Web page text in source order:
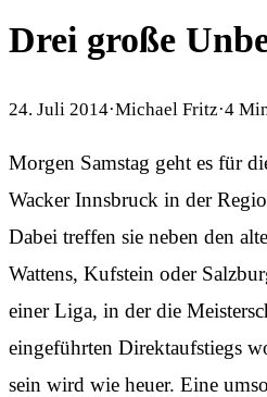
Drei große
24. Juli 2014·Michael Fritz·4
Morgen Samstag geht es für
Wacker Innsbruck in der
Dabei treffen sie neben den
Wattens, Kufstein oder
einer Liga, in der die
eingeführten Direktaufstiegs
sein wird wie heuer. Eine